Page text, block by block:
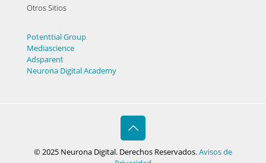
Otros Sitios
Potenttial Group
Mediascience
Adsparent
Neurona Digital Academy
© 2025 Neurona Digital. Derechos Reservados.Avisos de